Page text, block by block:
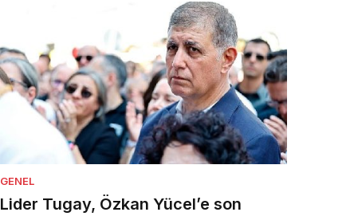
GENEL
Lider Tugay, Özkan Yücel’e son